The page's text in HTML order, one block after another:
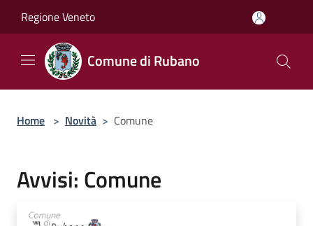
Regione Veneto
Comune di Rubano
Home > Novità > Comune
Avvisi: Comune